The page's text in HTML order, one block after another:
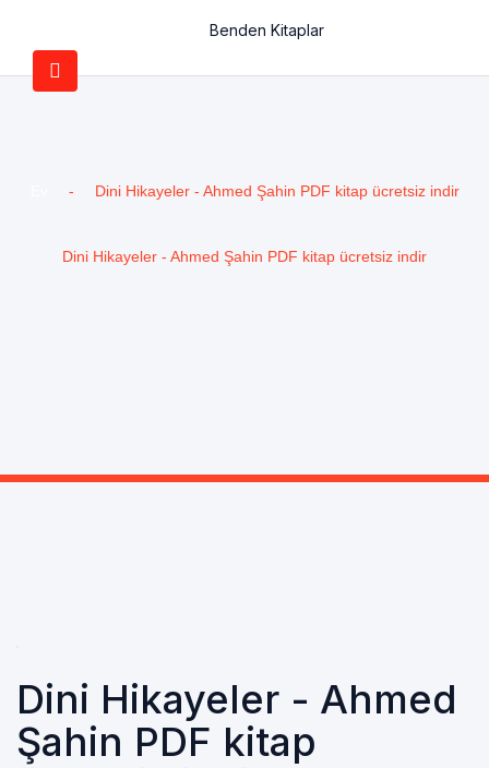
Benden Kitaplar
- Dini Hikayeler - Ahmed Şahin PDF kitap ücretsiz indir
Dini Hikayeler - Ahmed Şahin PDF kitap ücretsiz indir
Dini Hikayeler - Ahmed
Şahin PDF kitap